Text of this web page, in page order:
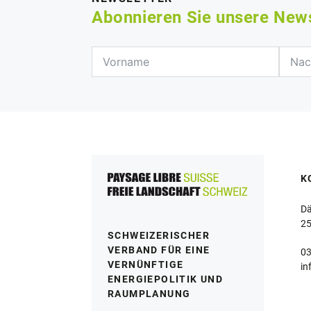
Abonnieren Sie unsere
SCHWEIZERISCHER
VERBAND FÜR EINE
VERNÜNFTIGE
ENERGIEPOLITIK UND
RAUMPLANUNG